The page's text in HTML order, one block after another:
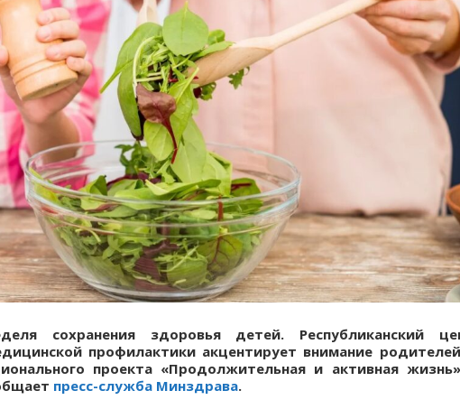
сохранения здоровья детей. Республиканский
профилактики акцентирует внимание
проекта «Продолжительная и активная
пресс-служба Минздрава.